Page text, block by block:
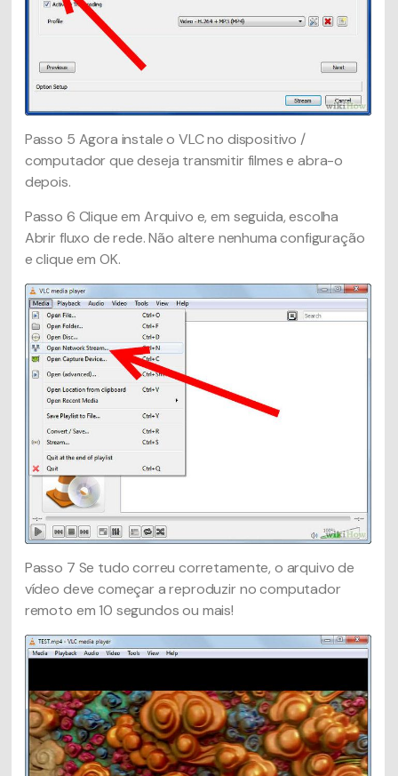
Passo 5 Agora instale o VLC no dispositivo /
computador que deseja transmitir filmes e abra-o
depois.
Passo 6 Clique em Arquivo e, em seguida, escolha
Abrir fluxo de rede. Não altere nenhuma configuração
e clique em OK.
Passo 7 Se tudo correu corretamente, o arquivo de
vídeo deve começar a reproduzir no computador
remoto em 10 segundos ou mais!